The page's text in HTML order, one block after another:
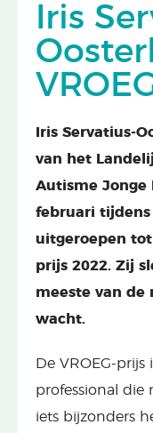
Iris
Iris Servatius-
van het
Autisme Jonge
februari tijdens
uitgeroepen tot
prijs 2022. Zij
meeste van de
wacht.
De VROEG-
professional die
iets bijzonders